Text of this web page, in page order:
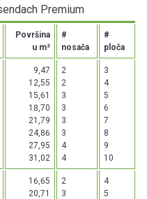
Premium
Površina
u m²
#
nosača
#
ploča
9,47
12,55
15,61
18,70
21,79
24,86
27,95
31,02
2
2
3
3
3
3
4
4
3
4
5
6
7
8
9
10
16,65
20,71
2
3
4
5